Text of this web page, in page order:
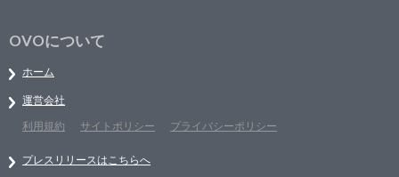
OVOについて
ホーム
運営会社
利用規約
サイトポリシー プライバシーポリシー
プレスリリースはこちらへ